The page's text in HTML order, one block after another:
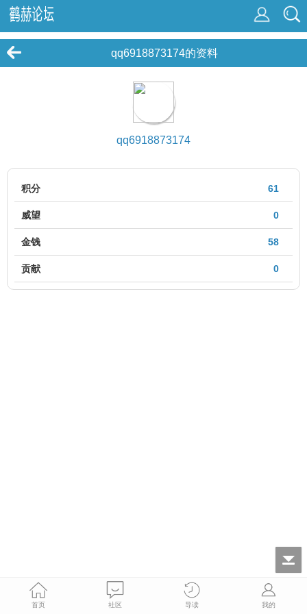
qq6918873174的资料
qq6918873174
61
积分
0
威望
58
金钱
0
贡献
首页 社区 导读 我的